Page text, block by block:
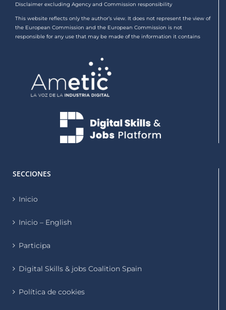
Disclaimer excluding Agency and Commission responsibility
This website reflects only the author’s view. It does not represent the view of
the European Commission and the European Commission is not
responsible for any use that may be made of the information it contains
SECCIONES
Inicio
Inicio – English
Participa
Digital Skills & jobs Coalition Spain
Política de cookies